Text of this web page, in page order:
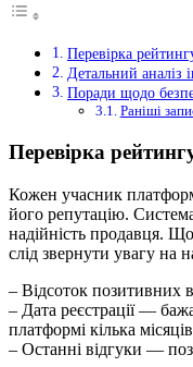
Перевірка
Детальний аналіз
Поради щодо
Раніші
Перевірка
Кожен учасник
його репутацію.
надійність продавця.
слід звернути увагу на
– Відсоток позитивних
– Дата реєстрації —
платформі кілька
– Останні відгуки —